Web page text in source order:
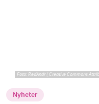
Foto:RedAndr ( Creative Commons
Nyheter